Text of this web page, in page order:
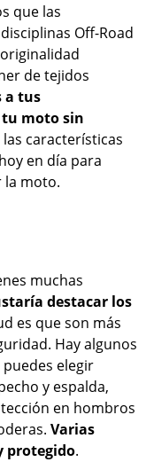
que las
Off-Road
de tejidos
a tus
moto sin
características
en día para
la moto.
muchas
destacar los
es que son más
Hay algunos
puedes elegir
y espalda,
en hombros
Varias
protegido.